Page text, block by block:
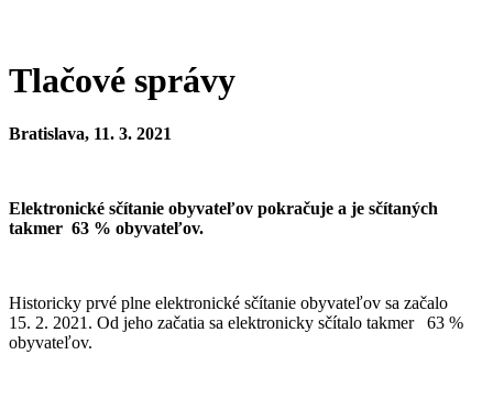
Tlačové správy
Bratislava, 11. 3. 2021
Elektronické sčítanie obyvateľov pokračuje a je sčítaných
takmer 63 % obyvateľov.
Historicky prvé plne elektronické sčítanie obyvateľov sa začalo
15. 2. 2021. Od jeho začatia sa elektronicky sčítalo takmer 63 %
obyvateľov.